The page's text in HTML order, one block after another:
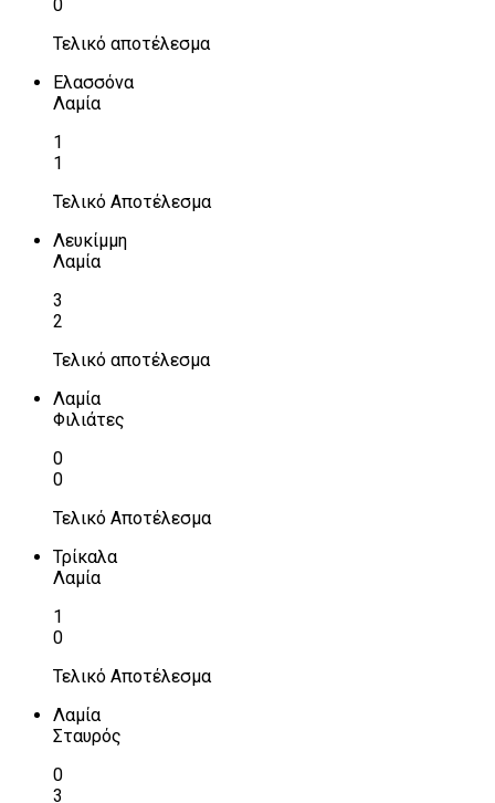
0
Τελικό αποτέλεσμα
Ελασσόνα
Λαμία
1
1
Τελικό Αποτέλεσμα
Λευκίμμη
Λαμία
3
2
Τελικό αποτέλεσμα
Λαμία
Φιλιάτες
0
0
Τελικό Αποτέλεσμα
Τρίκαλα
Λαμία
1
0
Τελικό Αποτέλεσμα
Λαμία
Σταυρός
0
3